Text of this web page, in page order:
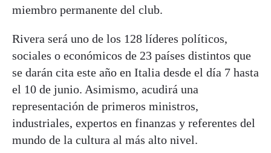
miembro permanente del club.
Rivera será uno de los 128 líderes políticos,
sociales o económicos de 23 países distintos que
se darán cita este año en Italia desde el día 7 hasta
el 10 de junio. Asimismo, acudirá una
representación de primeros ministros,
industriales, expertos en finanzas y referentes del
mundo de la cultura al más alto nivel.